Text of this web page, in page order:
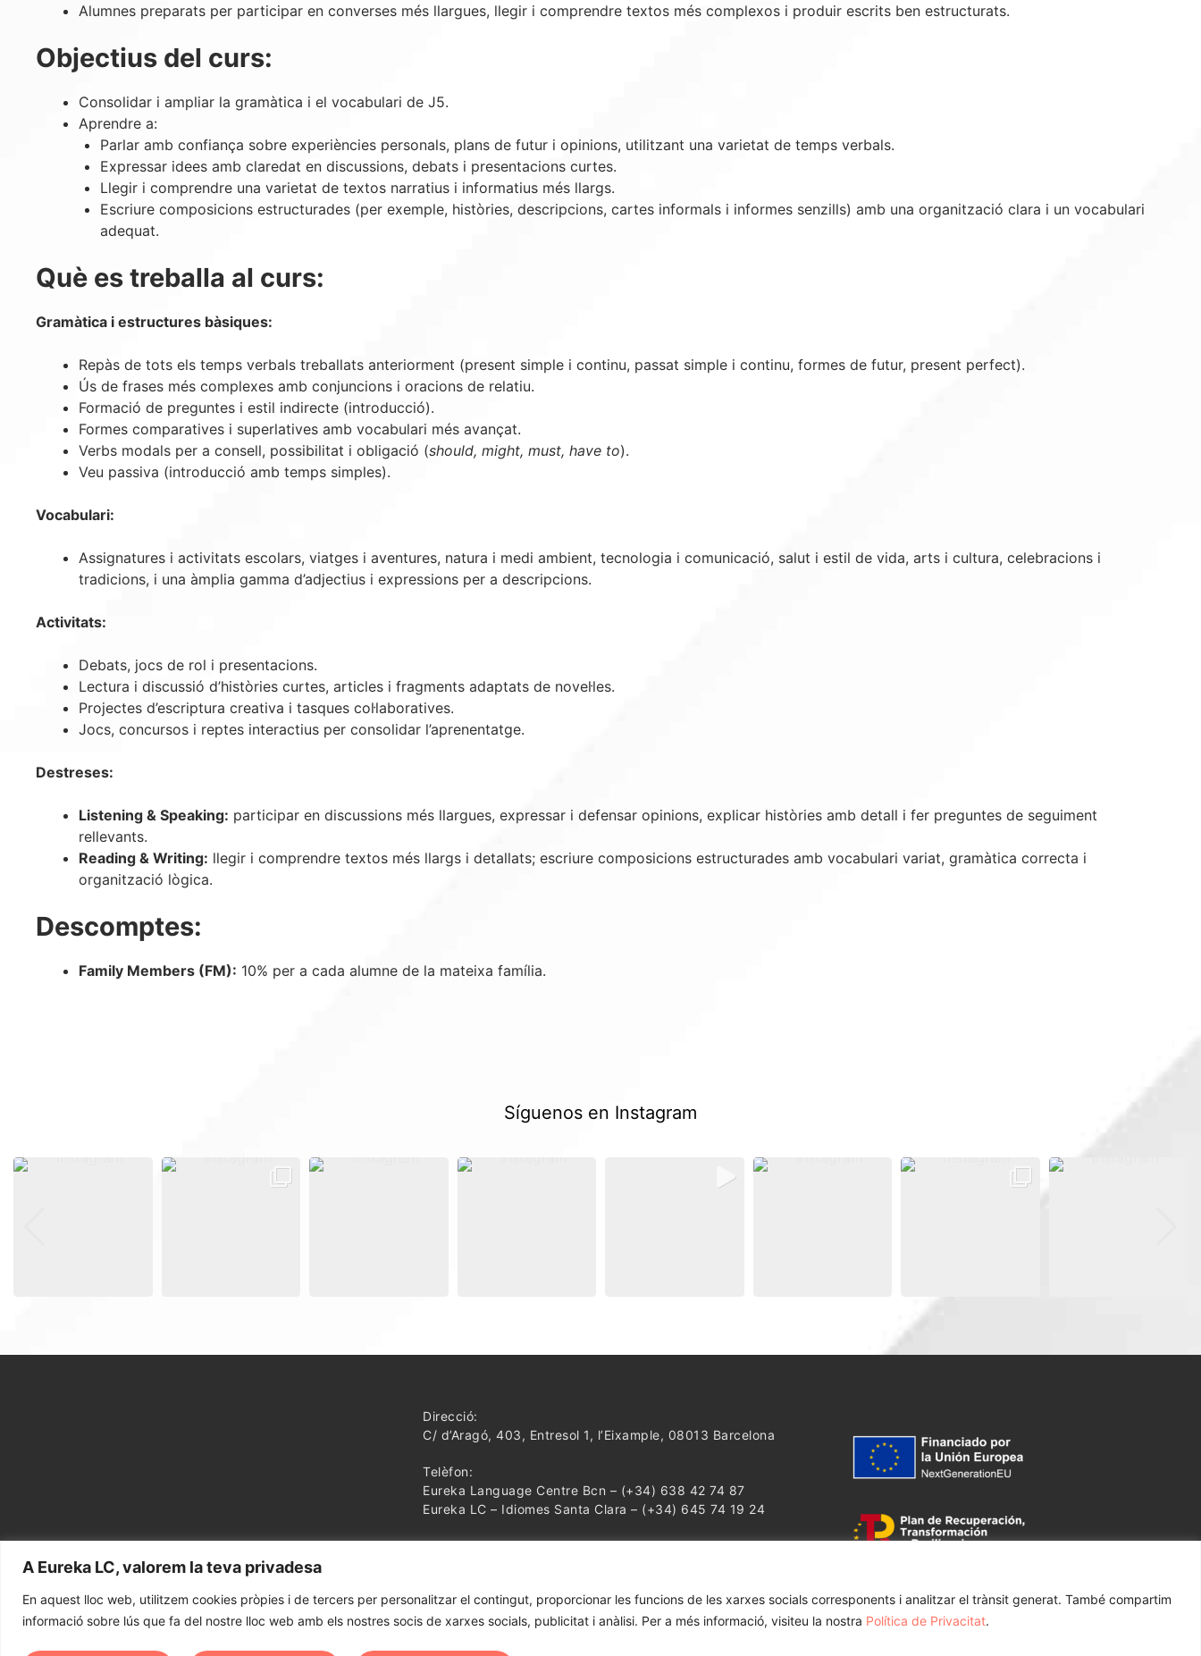
A Eureka LC, valorem la teva privadesa
En aquest lloc web, utilitzem cookies pròpies i de tercers per personalitzar el contingut, proporcionar les funcions de les xarxes socials corresponents i analitzar el trànsit generat. També compartim
informació sobre lús que fa del nostre lloc web amb els nostres socis de xarxes socials, publicitat i anàlisi. Per a més informació, visiteu la nostra Política de Privacitat.
Alumnes preparats per participar en converses més llargues, llegir i comprendre textos més complexos i produir escrits ben estructurats.
Objectius del curs:
Consolidar i ampliar la gramàtica i el vocabulari de J5.
Aprendre a:
Parlar amb confiança sobre experiències personals, plans de futur i opinions, utilitzant una varietat de temps verbals.
Expressar idees amb claredat en discussions, debats i presentacions curtes.
Llegir i comprendre una varietat de textos narratius i informatius més llargs.
Escriure composicions estructurades (per exemple, històries, descripcions, cartes informals i informes senzills) amb una organització clara i un vocabulari
adequat.
Què es treballa al curs:
Gramàtica i estructures bàsiques:
Repàs de tots els temps verbals treballats anteriorment (present simple i continu, passat simple i continu, formes de futur, present perfect).
Ús de frases més complexes amb conjuncions i oracions de relatiu.
Formació de preguntes i estil indirecte (introducció).
Formes comparatives i superlatives amb vocabulari més avançat.
Verbs modals per a consell, possibilitat i obligació (should, might, must, have to).
Veu passiva (introducció amb temps simples).
Vocabulari:
Assignatures i activitats escolars, viatges i aventures, natura i medi ambient, tecnologia i comunicació, salut i estil de vida, arts i cultura, celebracions i
tradicions, i una àmplia gamma d’adjectius i expressions per a descripcions.
Activitats:
Debats, jocs de rol i presentacions.
Lectura i discussió d’històries curtes, articles i fragments adaptats de novel·les.
Projectes d’escriptura creativa i tasques col·laboratives.
Jocs, concursos i reptes interactius per consolidar l’aprenentatge.
Destreses:
Listening & Speaking: participar en discussions més llargues, expressar i defensar opinions, explicar històries amb detall i fer preguntes de seguiment
rellevants.
Reading & Writing: llegir i comprendre textos més llargs i detallats; escriure composicions estructurades amb vocabulari variat, gramàtica correcta i
organització lògica.
Descomptes:
Family Members (FM): 10% per a cada alumne de la mateixa família.
Síguenos en Instagram
Direcció:
C/ d’Aragó, 403, Entresol 1, l’Eixample, 08013 Barcelona
Telèfon:
Eureka Language Centre Bcn – (+34) 638 42 74 87
Eureka LC – Idiomes Santa Clara – (+34) 645 74 19 24
Avís Legal ●Política de Privacitat ● Política de Cookies ● Contacte